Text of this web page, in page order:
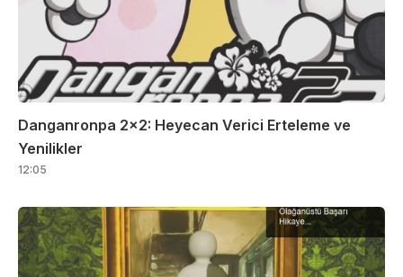
Danganronpa 2×2: Heyecan Verici Erteleme ve
Yenilikler
12:05